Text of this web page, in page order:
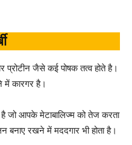
प्रोटीन जैसे कई पोषक तत्व होते है।
में कारगर है।
है जो आपके मेटाबालिज्म को तेज करता
रखने में मददगार भी होता है।